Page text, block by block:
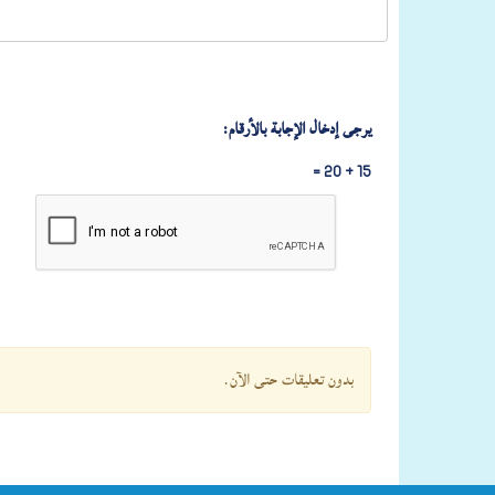
يرجى إدخال الإجابة بالأرقام:
15 + 20 =
بدون تعليقات حتى الآن.